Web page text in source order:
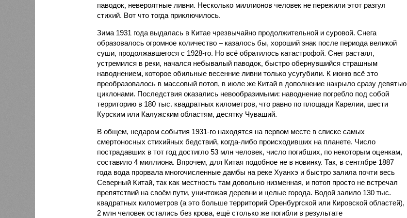
паводок, невероятные ливни. Несколько миллионов человек не пережили этот разгул
стихий. Вот что тогда приключилось.
Зима 1931 года выдалась в Китае чрезвычайно продолжительной и суровой. Снега
образовалось огромное количество – казалось бы, хороший знак после периода великой
суши, продолжавшегося с 1928-го. Но всё обратилось катастрофой. Снег растаял,
устремился в реки, начался небывалый паводок, быстро обернувшийся страшным
наводнением, которое обильные весенние ливни только усугубили. К июню всё это
преобразовалось в массовый потоп, в июле же Китай в дополнение накрыло сразу девятью
циклонами. Последствия оказались невообразимыми: наводнение погребло под собой
территорию в 180 тыс. квадратных километров, что равно по площади Карелии, шести
Курским или Калужским областям, десятку Чуваший.
В общем, недаром события 1931-го находятся на первом месте в списке самых
смертоносных стихийных бедствий, когда-либо происходивших на планете. Число
пострадавших в тот год достигло 53 млн человек, число погибших, по некоторым оценкам,
составило 4 миллиона. Впрочем, для Китая подобное не в новинку. Так, в сентябре 1887
года вода прорвала многочисленные дамбы на реке Хуанхэ и быстро залила почти весь
Северный Китай, так как местность там довольно низменная, и потоп просто не встречал
препятствий на своём пути, уничтожая деревни и целые города. Водой залило 130 тыс.
квадратных километров (а это больше территорий Оренбургской или Кировской областей),
2 млн человек остались без крова, ещё столько же погибли в результате